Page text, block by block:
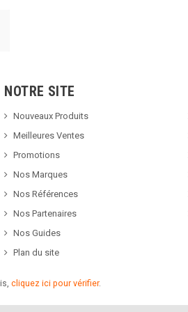
NOTRE SITE
Nouveaux Produits
Meilleures Ventes
Promotions
Nos Marques
Nos Références
Nos Partenaires
Nos Guides
Plan du site
cliquez ici pour vérifier.